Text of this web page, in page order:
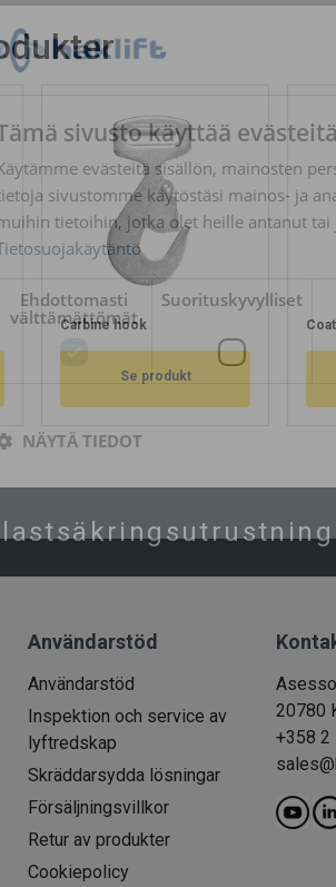
Carbine hook
Se produkt
Användarstöd
Användarstöd
Inspektion och service av
lyftredskap
Skräddarsydda lösningar
Försäljningsvillkor
Retur av produkter
Cookiepolicy
20780
+358 2
sivusto käyttää evästeitä
evästeitä sisällön, mainosten
sivustomme käytöstäsi mainos- ja
tietoihin, jotka olet heille antanut tai
Ehdottomasti
välttämättömät
Suorituskyvylliset
NÄYTÄ TIEDOT